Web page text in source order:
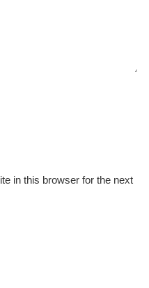
in this browser for the next